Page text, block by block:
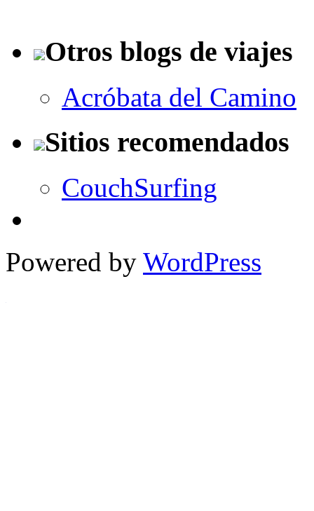
Otros blogs de viajes
Acróbata del Camino
Sitios recomendados
CouchSurfing
Powered by WordPress